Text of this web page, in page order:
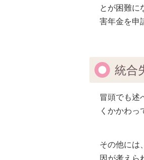
とが困難に
害年金を申
統合
冒頭でも述
くかかわっ
その他には
因が考えら